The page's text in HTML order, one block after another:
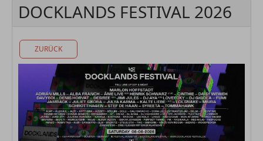
DOCKLANDS FESTIVAL 2026
ZURÜCK